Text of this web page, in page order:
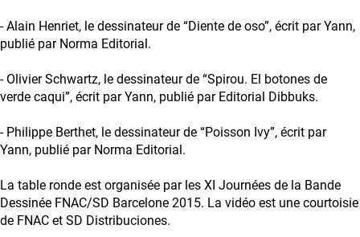
- Alain Henriet, le dessinateur de “Diente de oso”, écrit par Yann,
publié par Norma Editorial.
- Olivier Schwartz, le dessinateur de “Spirou. El botones de
verde caqui”, écrit par Yann, publié par Editorial Dibbuks.
- Philippe Berthet, le dessinateur de “Poisson Ivy”, écrit par
Yann, publié par Norma Editorial.
La table ronde est organisée par les XI Journées de la Bande
Dessinée FNAC/SD Barcelone 2015. La vidéo est une courtoisie
de FNAC et SD Distribuciones.